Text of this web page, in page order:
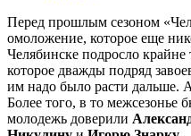
Перед прошлым сезоном
омоложение, которое еще
Челябинске подросло крайне
которое дважды подряд
им надо было расти дальше.
Более того, в то межсезонье
молодежь доверили